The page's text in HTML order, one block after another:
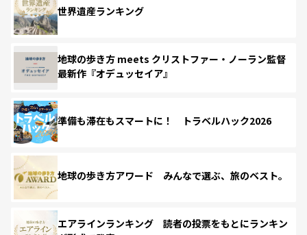
世界遺産ランキング
地球の歩き方 meets クリストファー・ノーラン監督
最新作『オデュッセイア』
準備も滞在もスマートに！ トラベルハック2026
地球の歩き方アワード みんなで選ぶ、旅のベスト。
エアラインランキング 読者の投票をもとにランキン